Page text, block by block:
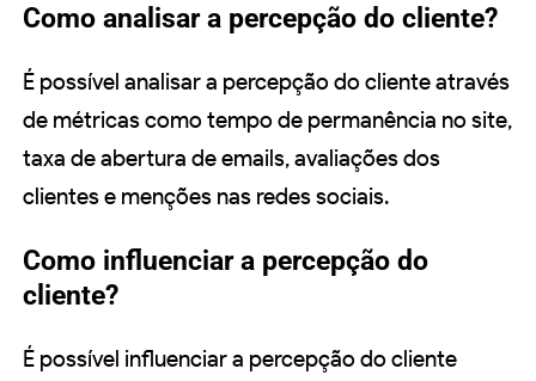
Como analisar a percepção do cliente?
É possível analisar a percepção do cliente através
de métricas como tempo de permanência no site,
taxa de abertura de emails, avaliações dos
clientes e menções nas redes sociais.
Como influenciar a percepção do
cliente?
É possível influenciar a percepção do cliente